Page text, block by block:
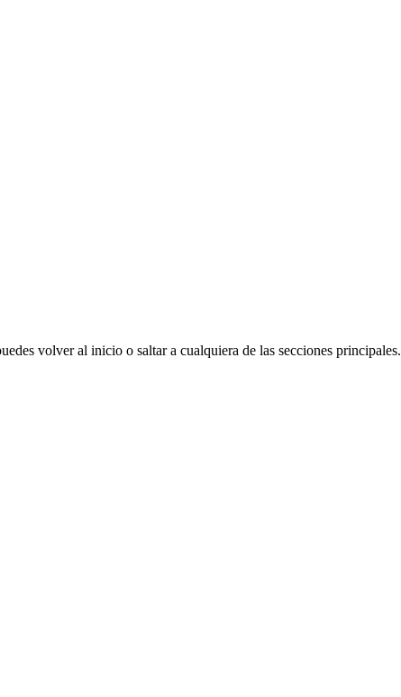
volver al inicio o saltar a cualquiera de las secciones principales.